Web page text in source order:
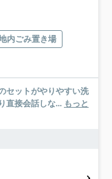
内ごみ置き場
セットがやりやすい洗
直接会話しな... もっと